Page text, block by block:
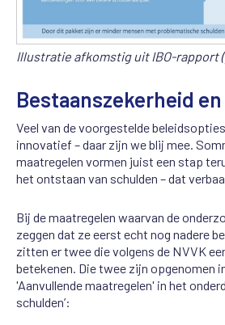
Illustratie afkomstig uit IBO-rapport
Bestaanszekerheid
Veel van de voorgestelde
innovatief – daar zijn we blij mee.
maatregelen vormen juist een stap
het ontstaan van schulden – dat
Bij de maatregelen waarvan de
zeggen dat ze eerst echt nog nadere
zitten er twee die volgens de NVVK
betekenen. Die twee zijn opgenomen
'Aanvullende maatregelen' in het
schulden’: